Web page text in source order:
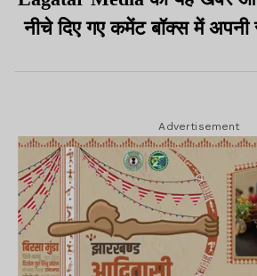
नीचे दिए गए कमेंट बॉक्स में अपनी
Advertisement